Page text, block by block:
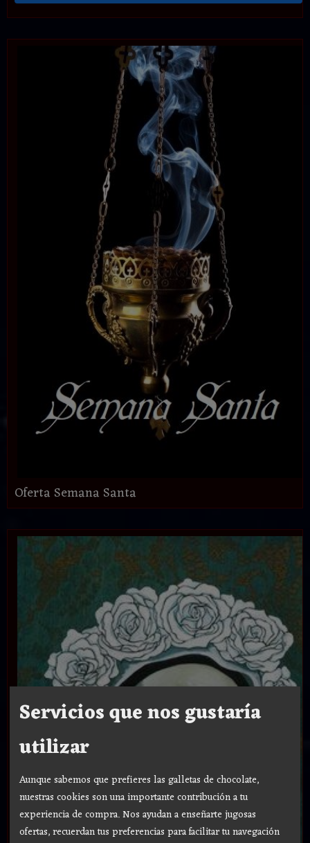
Oferta Semana Santa
Servicios que nos gustaría
utilizar
Aunque sabemos que prefieres las galletas de chocolate,
nuestras cookies son una importante contribución a tu
experiencia de compra. Nos ayudan a enseñarte jugosas
ofertas, recuerdan tus preferencias para facilitar tu navegación